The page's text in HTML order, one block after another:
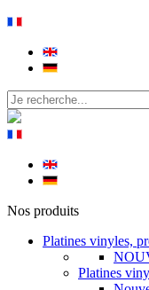
Nos produits
Platines vinyles,
Platines